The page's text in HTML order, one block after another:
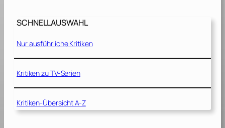
2
2
2
e
g
e
h
[
2
SCHNELLAUSWAHL
Nur ausführliche Kritiken
Kritiken zu TV-Serien
Kritiken-Übersicht A-Z